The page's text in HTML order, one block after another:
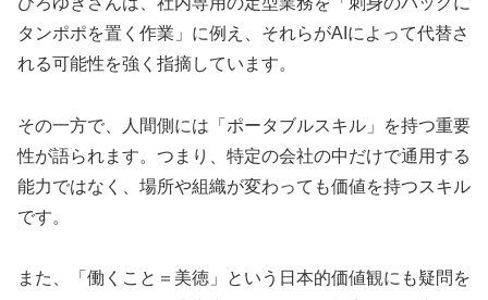
タンポポを置く作業」に例え、それらがAIによって代替さ
れる可能性を強く指摘しています。
その一方で、人間側には「ポータブルスキル」を持つ重要
性が語られます。つまり、特定の会社の中だけで通用する
能力ではなく、場所や組織が変わっても価値を持つスキル
です。
また、「働くこと＝美徳」という日本的価値観にも疑問を